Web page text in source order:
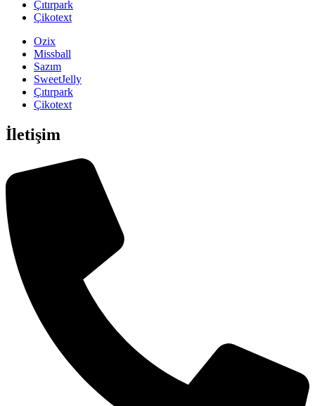
Çıtırpark
Çikotext
Ozix
Missball
Sazım
SweetJelly
Çıtırpark
Çikotext
İletişim